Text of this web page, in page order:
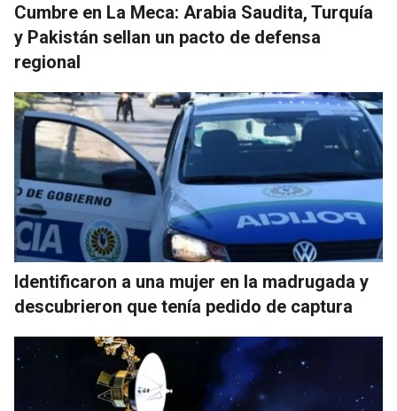
Cumbre en La Meca: Arabia Saudita, Turquía
y Pakistán sellan un pacto de defensa
regional
Identificaron a una mujer en la madrugada y
descubrieron que tenía pedido de captura